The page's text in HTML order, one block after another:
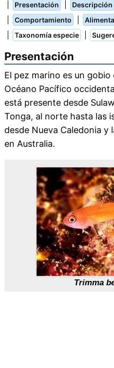
Presentación Descripción
Comportamiento
Taxonomía especie
Presentación
El pez marino es un
Océano Pacífico
está presente desde
Tonga, al norte hasta las
desde Nueva Caledonia y
en Australia.
Trimma